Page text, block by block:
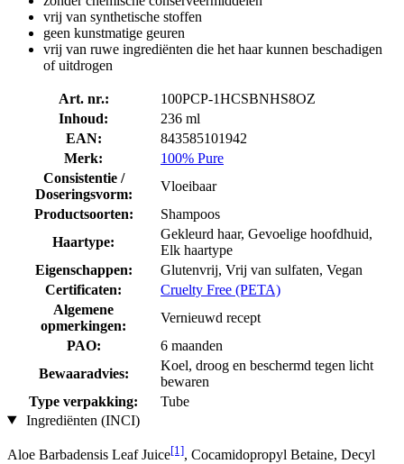
vrij van synthetische stoffen
geen kunstmatige geuren
vrij van ruwe ingrediënten die het haar kunnen beschadigen
of uitdrogen
Art. nr.:
100PCP-1HCSBNHS8OZ
Inhoud:
236 ml
EAN:
843585101942
Merk:
100% Pure
Consistentie /
Doseringsvorm:
Vloeibaar
Productsoorten:
Shampoos
Haartype:
Gekleurd haar, Gevoelige hoofdhuid,
Elk haartype
Eigenschappen:
Glutenvrij, Vrij van sulfaten, Vegan
Certificaten:
Cruelty Free (PETA)
Algemene
opmerkingen:
Vernieuwd recept
PAO:
6 maanden
Bewaaradvies:
Koel, droog en beschermd tegen licht
bewaren
Type verpakking:
Tube
Ingrediënten (INCI)
Aloe Barbadensis Leaf Juice[1], Cocamidopropyl Betaine, Decyl